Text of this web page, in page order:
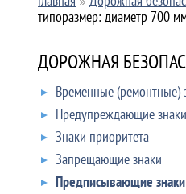
типоразмер: диаметр 700
ДОРОЖНАЯ
Временные (ремонтные)
Предупреждающие знаки
Знаки приоритета
Запрещающие знаки
Предписывающие знаки